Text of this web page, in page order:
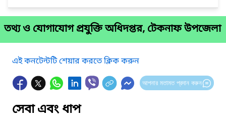
তথ্য ও যোগাযোগ প্রযুক্তি অধিদপ্তর, টেকনাফ উপজেলা
এই কনটেন্টটি শেয়ার করতে ক্লিক করুন
আপনার মতামত প্রদান করুন
সেবা এবং ধাপ